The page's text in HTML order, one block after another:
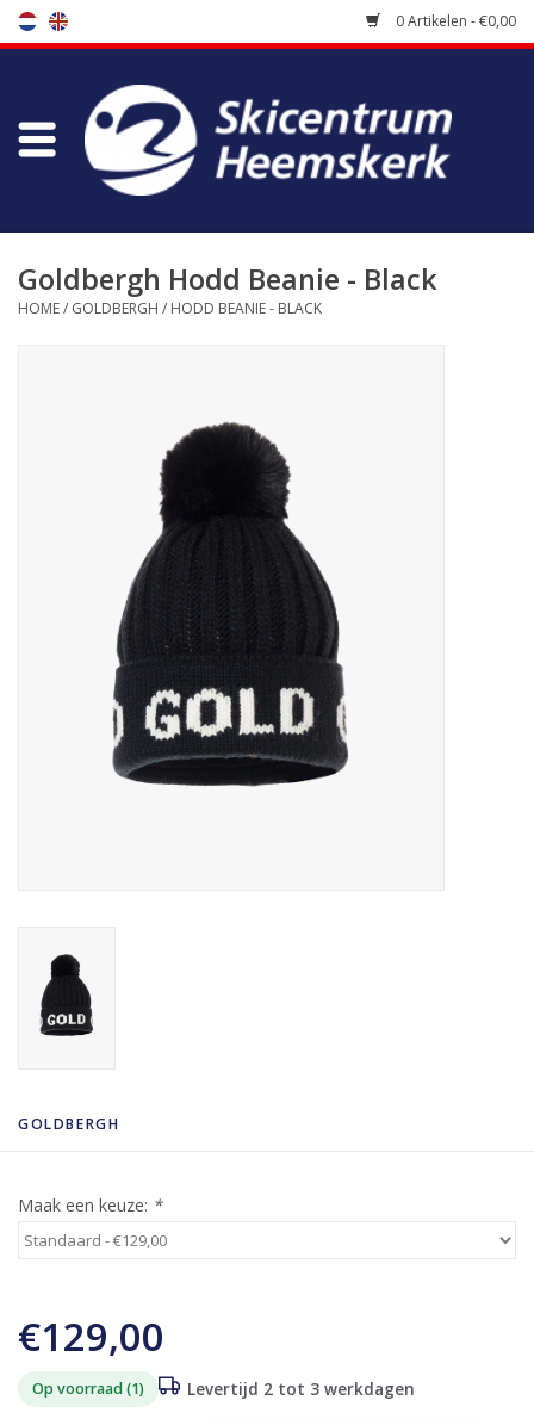
0 Artikelen - €0,00
Winkel
Bootfitting
Goldbergh Hodd Beanie - Black
HOME/ GOLDBERGH / HODD BEANIE - BLACK
GOLDBERGH
Maak een keuze: *
€129,00
Op voorraad (1) Levertijd 2 tot 3 werkdagen